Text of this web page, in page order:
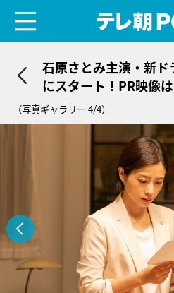
石原さとみ主演・新
にスタート！PR映像
（写真ギャラリー 4/4）